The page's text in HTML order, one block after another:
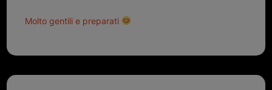
Molto gentili e preparati